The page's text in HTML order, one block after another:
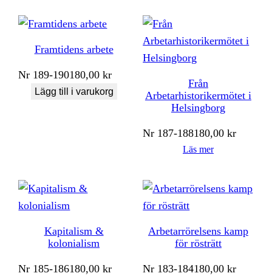
Framtidens arbete
Nr 189-190180,00kr
Lägg till i varukorg
Från
Arbetarhistorikermötet i
Helsingborg
Nr 187-188180,00kr
Läs mer
Kapitalism &
kolonialism
Nr 185-186180,00kr
Arbetarrörelsens kamp
för rösträtt
Nr 183-184180,00kr